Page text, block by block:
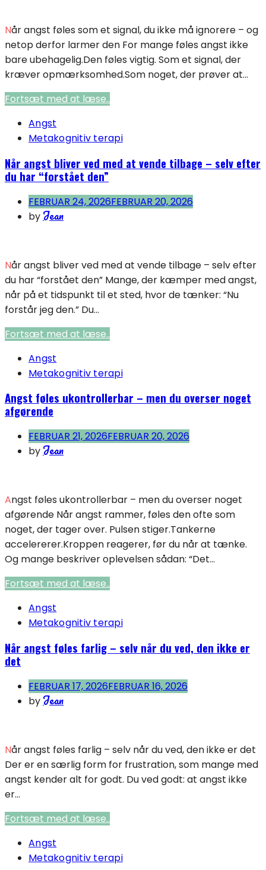
Når angst føles som et signal, du ikke må ignorere – og
netop derfor larmer den For mange føles angst ikke
bare ubehagelig.Den føles vigtig. Som et signal, der
kræver opmærksomhed.Som noget, der prøver at...
Fortsæt med at læse..
Angst
Metakognitiv terapi
Når angst bliver ved med at vende tilbage – selv efter
du har “forstået den”
FEBRUAR 24, 2026FEBRUAR 20, 2026
by Jean
Når angst bliver ved med at vende tilbage – selv efter
du har “forstået den” Mange, der kæmper med angst,
når på et tidspunkt til et sted, hvor de tænker: “Nu
forstår jeg den.” Du...
Fortsæt med at læse..
Angst
Metakognitiv terapi
Angst føles ukontrollerbar – men du overser noget
afgørende
FEBRUAR 21, 2026FEBRUAR 20, 2026
by Jean
Angst føles ukontrollerbar – men du overser noget
afgørende Når angst rammer, føles den ofte som
noget, der tager over. Pulsen stiger.Tankerne
accelererer.Kroppen reagerer, før du når at tænke.
Og mange beskriver oplevelsen sådan: “Det...
Fortsæt med at læse..
Angst
Metakognitiv terapi
Når angst føles farlig – selv når du ved, den ikke er
det
FEBRUAR 17, 2026FEBRUAR 16, 2026
by Jean
Når angst føles farlig – selv når du ved, den ikke er det
Der er en særlig form for frustration, som mange med
angst kender alt for godt. Du ved godt: at angst ikke
er...
Fortsæt med at læse..
Angst
Metakognitiv terapi